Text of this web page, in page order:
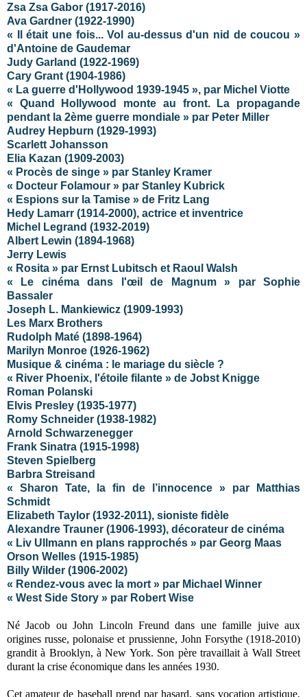
Zsa Zsa Gabor (1917-2016)
Ava Gardner (1922-1990)
« Il était une fois... Vol au-dessus d'un nid de coucou »
d'Antoine de Gaudemar
Judy Garland (1922-1969)
Cary Grant (1904-1986)
« La guerre d'Hollywood 1939-1945 », par Michel Viotte
« Quand Hollywood monte au front. La propagande
pendant la 2ème guerre mondiale » par Peter Miller
Audrey Hepburn (1929-1993)
Scarlett Johansson
Elia Kazan (1909-2003)
« Procès de singe » par Stanley Kramer
« Docteur Folamour » par Stanley Kubrick
« Espions sur la Tamise » de Fritz Lang
Hedy Lamarr (1914-2000), actrice et inventrice
Michel Legrand (1932-2019)
Albert Lewin (1894-1968)
Jerry Lewis
« Rosita » par Ernst Lubitsch et Raoul Walsh
« Le cinéma dans l'œil de Magnum » par Sophie
Bassaler
Joseph L. Mankiewicz (1909-1993)
Les Marx Brothers
Rudolph Maté (1898-1964)
Marilyn Monroe (1926-1962)
Musique & cinéma : le mariage du siècle ?
« River Phoenix, l'étoile filante » de Jobst Knigge
Roman Polanski
Elvis Presley (1935-1977)
Romy Schneider (1938-1982)
Arnold Schwarzenegger
Frank Sinatra (1915-1998)
Steven Spielberg
Barbra Streisand
« Sharon Tate, la fin de l’innocence » par Matthias
Schmidt
Elizabeth Taylor (1932-2011), sioniste fidèle
Alexandre Trauner (1906-1993), décorateur de cinéma
« Liv Ullmann en plans rapprochés » par Georg Maas
Orson Welles (1915-1985)
Billy Wilder (1906-2002)
« Rendez-vous avec la mort » par Michael Winner
« West Side Story » par Robert Wise
Né Jacob ou John Lincoln Freund dans une famille juive aux
origines russe, polonaise et prussienne, John Forsythe (1918-2010)
grandit à Brooklyn, à New York. Son père travaillait à Wall Street
durant la crise économique dans les années 1930.
Cet amateur de baseball prend par hasard, sans vocation artistique,